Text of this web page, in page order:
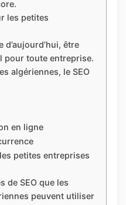
les petites
être
pour toute entreprise.
algériennes, le SEO
en ligne
petites entreprises
de SEO que les
peuvent utiliser